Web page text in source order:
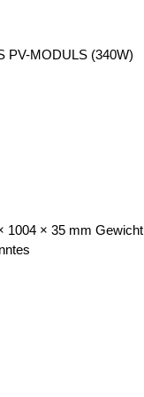
PV-MODULS (340W)
1004 × 35 mm Gewicht